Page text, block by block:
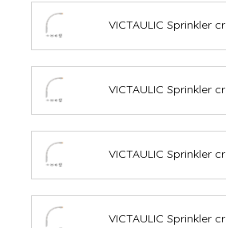
VICTAULIC Sprinkler
VICTAULIC Sprinkler
VICTAULIC Sprinkler
VICTAULIC Sprinkler